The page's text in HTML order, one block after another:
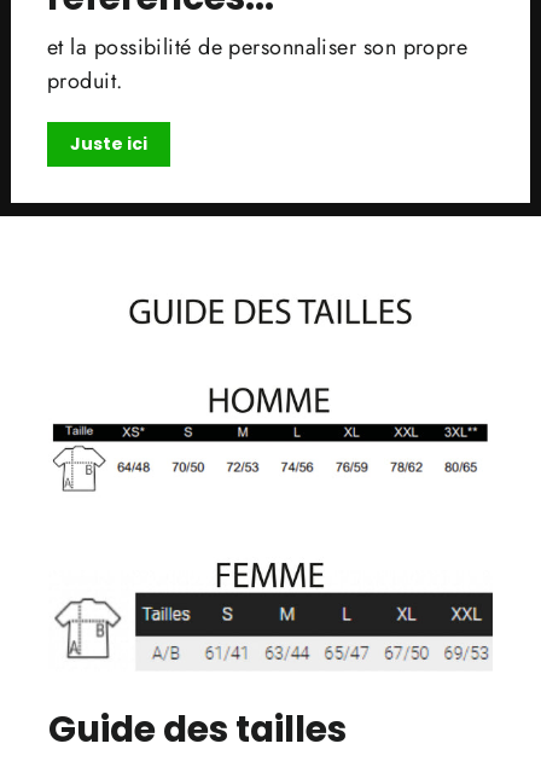
et la possibilité de personnaliser son propre
produit.
Juste ici
Guide des tailles